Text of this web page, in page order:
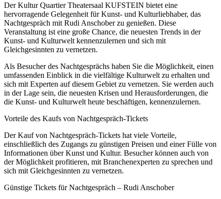
Der Kultur Quartier Theatersaal KUFSTEIN bietet eine
hervorragende Gelegenheit für Kunst- und Kulturliebhaber, das
Nachtgespräch mit Rudi Anschober zu genießen. Diese
Veranstaltung ist eine große Chance, die neuesten Trends in der
Kunst- und Kulturwelt kennenzulernen und sich mit
Gleichgesinnten zu vernetzen.
Als Besucher des Nachtgesprächs haben Sie die Möglichkeit, einen
umfassenden Einblick in die vielfältige Kulturwelt zu erhalten und
sich mit Experten auf diesem Gebiet zu vernetzen. Sie werden auch
in der Lage sein, die neuesten Krisen und Herausforderungen, die
die Kunst- und Kulturwelt heute beschäftigen, kennenzulernen.
Vorteile des Kaufs von Nachtgespräch-Tickets
Der Kauf von Nachtgespräch-Tickets hat viele Vorteile,
einschließlich des Zugangs zu günstigen Preisen und einer Fülle von
Informationen über Kunst und Kultur. Besucher können auch von
der Möglichkeit profitieren, mit Branchenexperten zu sprechen und
sich mit Gleichgesinnten zu vernetzen.
Günstige Tickets für Nachtgespräch – Rudi Anschober